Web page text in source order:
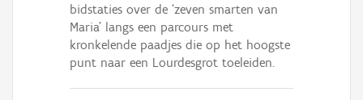
bidstaties over de ‘zeven smarten van
Maria’ langs een parcours met
kronkelende paadjes die op het hoogste
punt naar een Lourdesgrot toeleiden.